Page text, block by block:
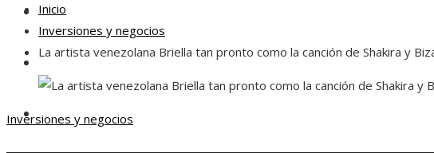
Responsabilidad social
Cultura y ocio
Ciencia y tecnología
Inicio
Inversiones y negocios
La artista venezolana Briella tan pronto como la canción de Shakira y
Inversiones y negocios